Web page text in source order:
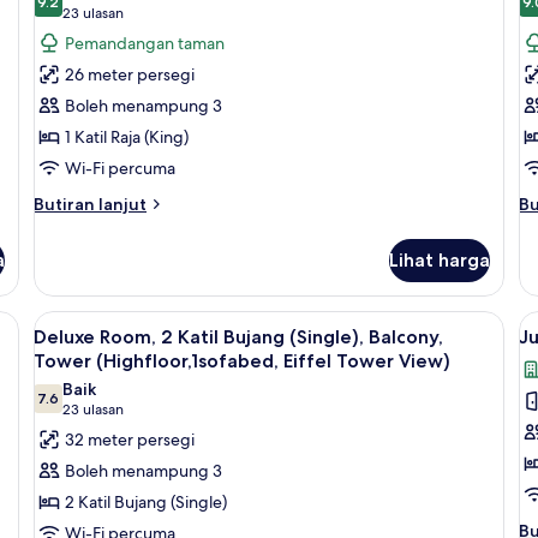
Sofa
untuk
Classic
Room,
Katil
Raja
(King),
Balcony,
9.2 daripada 10
23 ulasan
(23
ulasan)
Pemandangan taman
26 meter persegi
Boleh menampung 3
1 Katil Raja (King)
Wi-Fi percuma
Butiran lanjut
Butiran
Room,
Katil
Raja
Balcony,
Garden
View
Lihat harga
2
Lihat
semua
foto
untuk
Deluxe
Room,
2
Katil
Peralatan tempat tidur premium, peti
5
Deluxe Room, 2 Katil Bujang (Single), Balcony,
Tower (Highfloor,1sofabed, Eiffel Tower View)
7.67.6 daripada 10
Baik
23 ulasan
(23
ulasan)
32 meter persegi
Boleh menampung 3
2 Katil Bujang (Single)
Wi-Fi percuma
1